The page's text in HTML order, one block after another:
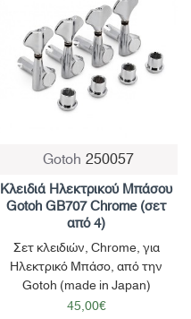
Gotoh 250057
Κλειδιά Ηλεκτρικού Μπάσου
Gotoh GB707 Chrome (σετ
από 4)
Σετ κλειδιών, Chrome, για
Ηλεκτρικό Μπάσο, από την
Gotoh (made in Japan)
45,00€